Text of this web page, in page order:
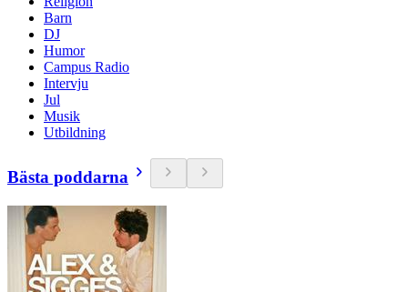
Barn
DJ
Humor
Campus Radio
Intervju
Jul
Musik
Utbildning
Bästa poddarna